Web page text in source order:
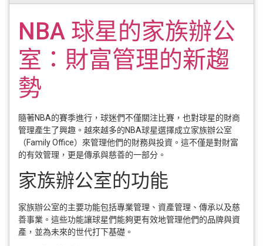
NBA 球星的家族辦公
室：財富管理的新趨
勢
隨著NBA的賽季進行，球迷們不僅關注比賽，也對球星的財商
管理產生了興趣。越來越多的NBA球星選擇成立家族辦公室
（Family Office）來管理他們的財務與投資。這不僅是對財富
的有效管理，更是傳承與慈善的一部分。
家族辦公室的功能
家族辦公室的主要功能包括專業管理、資產管理、傳承以及慈
善事業。這些功能讓球星們能夠更有效地管理他們的品牌與資
產，並為未來的世代打下基礎。